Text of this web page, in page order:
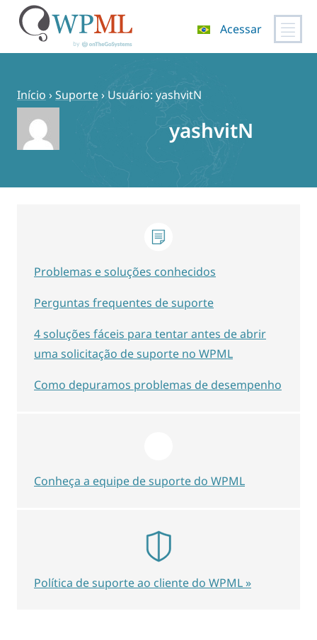
conteúdo
Acessar
Início ›Suporte› Usuário: yashvitN
yashvitN
Problemas e soluções conhecidos
Perguntas frequentes de suporte
4 soluções fáceis para tentar antes de abrir
uma solicitação de suporte no WPML
Como depuramos problemas de desempenho
Conheça a equipe de suporte do WPML
Política de suporte ao cliente do WPML »